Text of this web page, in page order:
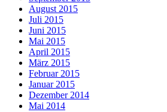
August 2015
Juli 2015
Juni 2015
Mai 2015
April 2015
März 2015
Februar 2015
Januar 2015
Dezember 2014
Mai 2014